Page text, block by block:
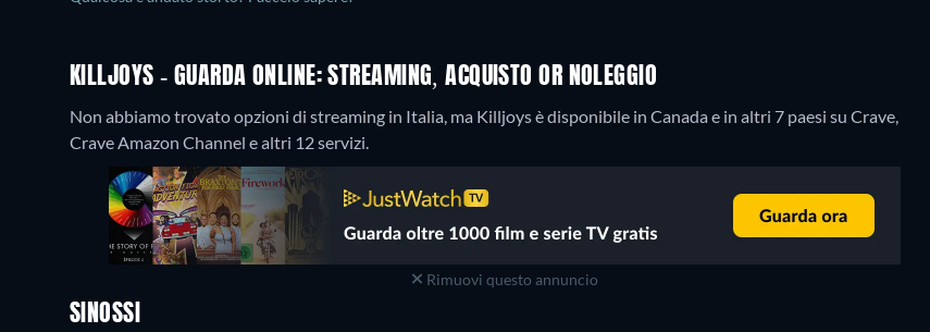
KILLJOYS - GUARDA ONLINE: STREAMING, ACQUISTO OR NOLEGGIO
Non abbiamo trovato opzioni di streaming in Italia, ma Killjoys è disponibile in Canada e in altri 7 paesi su Crave,
Crave Amazon Channel e altri 12 servizi.
Rimuovi questo annuncio
SINOSSI